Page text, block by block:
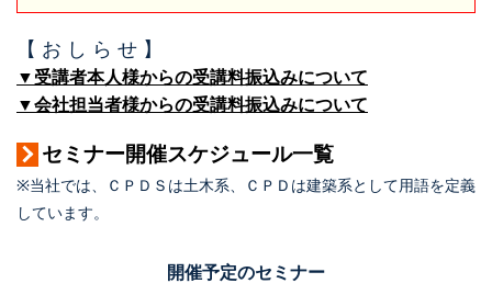
【 お し ら せ 】
▼受講者本人様からの受講料振込みについて
▼会社担当者様からの受講料振込みについて
セミナー開催スケジュール一覧
※当社では、ＣＰＤＳは土木系、ＣＰＤは建築系として用語を定義
しています。
開催予定のセミナー